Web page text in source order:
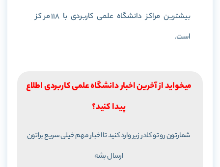
بیشترین مراکز دانشگاه علمی کاربردی با 118 مرکز
است.
میخواید از آخرین اخبار دانشگاه علمی کاربردی اطلاع
پیدا کنید؟
شمارتون رو تو کادر زیر وارد کنید تا اخبار مهم خیلی سریع براتون
ارسال بشه